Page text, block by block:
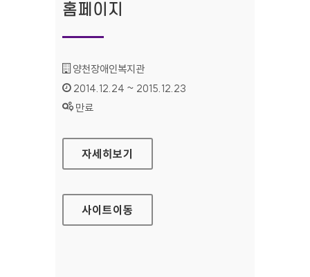
홈페이지
기관명 :
양천장애인복지관
인증기간 :
2014.12.24 ~ 2015.12.23
상태 :
만료
양천장애인복지관 홈페이지
자세히보기
사이트이동